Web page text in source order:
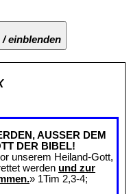
INFOBOX ausblenden / einblenden
AUSSER DEM
DER BIBEL!
unserem Heiland-Gott,
werden und zur
» 1Tim 2,3-4;